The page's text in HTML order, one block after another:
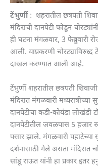
टेंभुर्णी: शहरातील छत्रपती
मंदिराची दानपेटी फोडून
ही घटना मंगळवार, 3 फेब्रुवारी
आली. याप्रकरणी चोरट्याविरुध्द
दाखल करण्यात आली आहे.
टेंभुर्णी शहरातील छत्रपती
मंदिरात मंगळवारी मध्यरात्रीच्या
दानपेटीचा कडी-कोयंडा लोखंडी
दानपेटीतील जवळपास 5 हजार
पसार झाले. मंगळवारी
दर्शनासाठी गेले असता मंदिरात
सांडू राऊत यांनी हा प्रकार इतर